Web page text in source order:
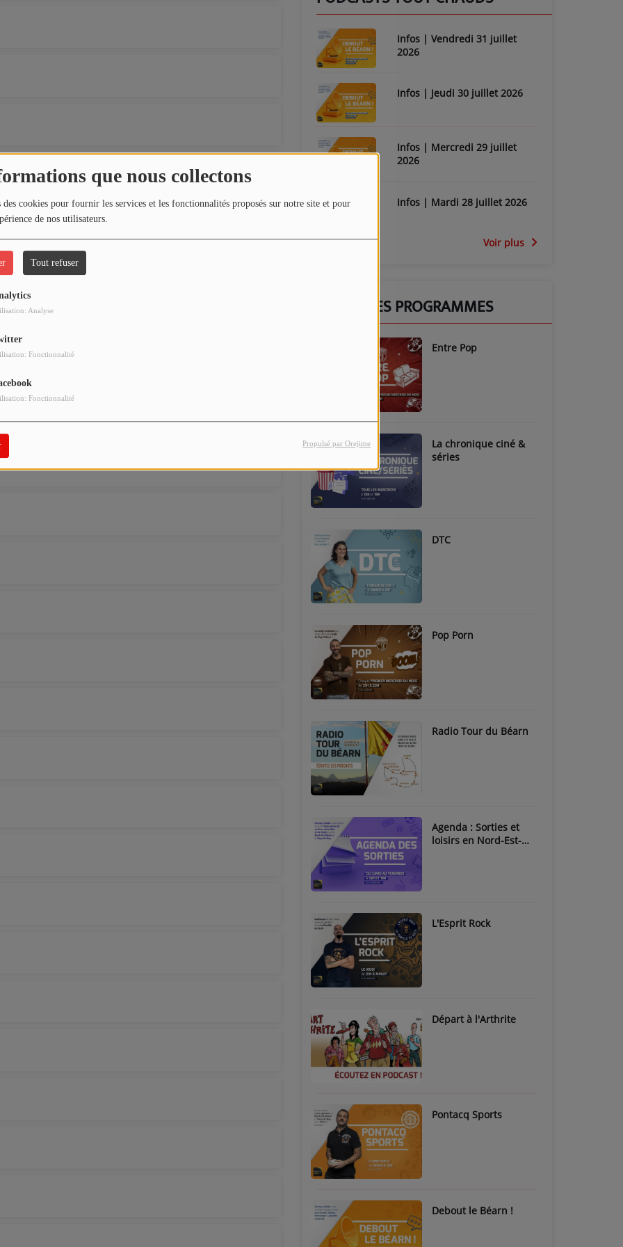
que nous collectons
cookies pour fournir les services et les fonctionnalités proposés sur notre site et pour
de nos utilisateurs.
Tout refuser
Analyse
Fonctionnalité
Fonctionnalité
Propulsé par Orejime
Infos | Vendredi 31 juillet
2026
Infos | Jeudi 30 juillet 2026
Infos | Mercredi 29 juillet
2026
Infos | Mardi 28 juillet 2026
Voir plus
GRILLE DES PROGRAMMES
Entre Pop
La chronique ciné &
séries
DTC
Pop Porn
Radio Tour du Béarn
Agenda : Sorties et
loisirs en Nord-Est-
L'Esprit Rock
Départ à l'Arthrite
Pontacq Sports
Debout le Béarn !